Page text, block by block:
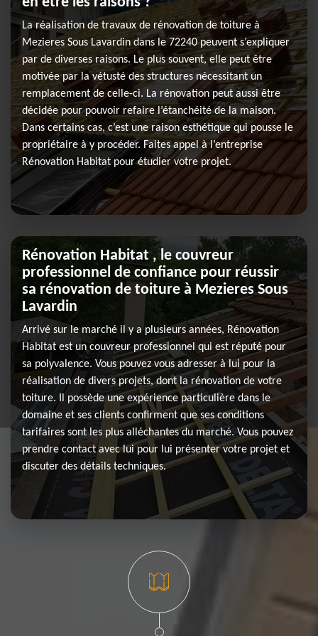
La réalisation de travaux de rénovation de toiture à
Mezieres Sous Lavardin dans le 72240 peuvent s’expliquer
par de diverses raisons. Le plus souvent, elle peut être
motivée par la vétusté des structures nécessitant un
remplacement de celle-ci. La rénovation peut aussi être
décidée pour pouvoir refaire l’étanchéité de la maison.
Dans certains cas, c’est une raison esthétique qui pousse le
propriétaire à y procéder. Faites appel à l’entreprise
Rénovation Habitat pour étudier votre projet.
Rénovation Habitat , le couvreur
professionnel de confiance pour réussir
sa rénovation de toiture à Mezieres Sous
Lavardin
Arrivé sur le marché il y a plusieurs années, Rénovation
Habitat est un couvreur professionnel qui est réputé pour
sa polyvalence. Vous pouvez vous adresser à lui pour la
réalisation de divers projets, dont la rénovation de votre
toiture. Il possède une expérience particulière dans le
domaine et ses clients confirment que ses conditions
tarifaires sont les plus alléchantes du marché. Vous pouvez
prendre contact avec lui pour lui présenter votre projet et
discuter des détails techniques.